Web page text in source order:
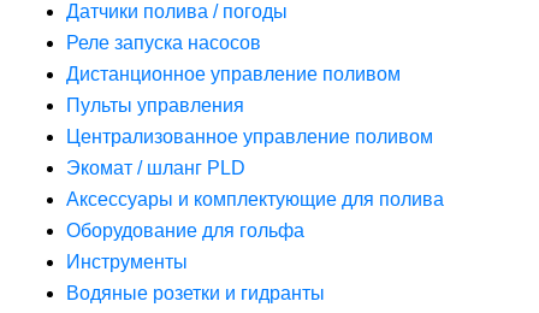
Датчики полива / погоды
Реле запуска насосов
Дистанционное управление поливом
Пульты управления
Централизованное управление поливом
Экомат / шланг PLD
Аксессуары и комплектующие для полива
Оборудование для гольфа
Инструменты
Водяные розетки и гидранты